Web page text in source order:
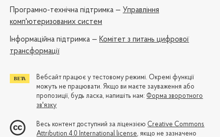
Програмно-технічна підтримка — Управління
комп'ютеризованих систем
Iнформаційна підтримка — Комітет з питань цифрової
трансформації
Вебсайт працює у тестовому режимі. Окремі функції
можуть не працювати. Якщо ви маєте зауваження або
пропозиції, будь ласка, напишіть нам: Форма зворотного
зв'язку
Весь контент доступний за ліцензією Creative Commons
Attribution 4.0 International license, якщо не зазначено